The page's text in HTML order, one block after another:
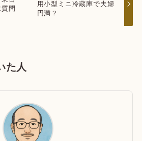
問
用小型ミニ冷蔵庫で夫婦
円満？
た人